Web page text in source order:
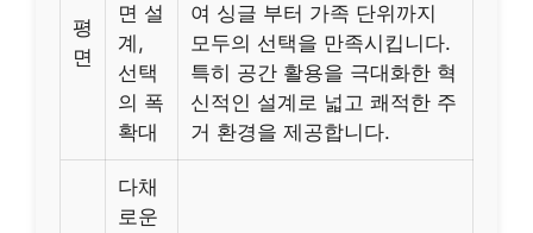
평
면
면 설
계,
선택
의 폭
확대
여 싱글 부터 가족 단위까지
모두의 선택을 만족시킵니다.
특히 공간 활용을 극대화한 혁
신적인 설계로 넓고 쾌적한 주
거 환경을 제공합니다.
다채
로운